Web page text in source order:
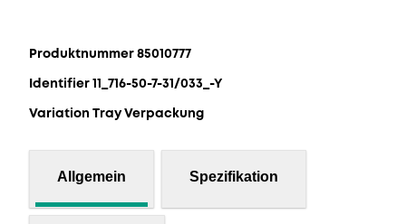
Produktnummer 85010777
Identifier 11_716-50-7-31/033_-Y
Variation Tray Verpackung
Allgemein Spezifikation